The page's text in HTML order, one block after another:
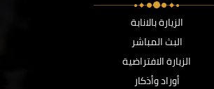
الزيارة بالانابة
البث المباشر
الزيارة الافتراضية
أوراد وأذكار